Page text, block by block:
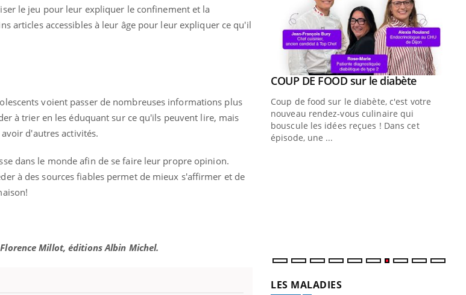
le jeu pour leur expliquer le confinement et la
articles accessibles à leur âge pour leur expliquer ce qu'il
voient passer de nombreuses informations plus
à trier en les éduquant sur ce qu'ils peuvent lire, mais
d'autres activités.
dans le monde afin de se faire leur propre opinion.
à des sources fiables permet de mieux s'affirmer et de
Millot, éditions Albin Michel.
et, pour de
atteintes de
de questions, de
préventiveYoutube
Un établissement lié à un groupe
mutualiste innove en matière de bilan de
numérique » permet ...
Youtube
COUP DE FOOD sur le diabèteYoutube
Coup de food sur le diabète, c'est votre
nouveau rendez-vous culinaire qui
bouscule les idées reçues ! Dans cet
épisode, une ...
LES MALADIES